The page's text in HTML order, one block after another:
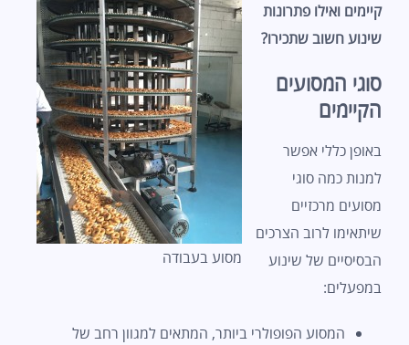
מסוע בעבודה
קיימים ואילו פתרונות
שינוע חשוב שתכירו?
סוגי המסועים
הקיימים
באופן כללי אפשר
למנות כמה סוגי
מסועים מרכזיים
שיתאימו לרוב הצרכים
הבסיסיים של שינוע
במפעלים:
המסוע הפופולרי ביותר, המתאים למגוון רחב של